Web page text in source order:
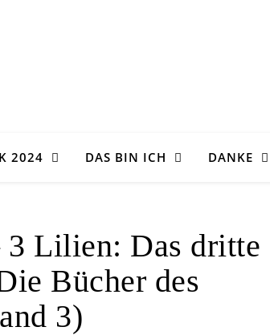
2024 DAS BIN ICH DANKE
3 Lilien: Das dritte
Bücher des
3)